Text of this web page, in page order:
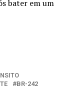
bater em um
BR-242